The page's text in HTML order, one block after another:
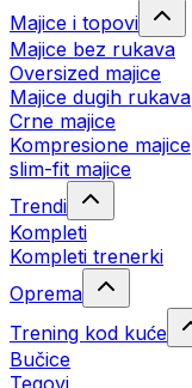
Majice i topovi
Majice bez rukava
Oversized majice
Majice dugih rukava
Crne majice
Kompresione majice
slim-fit majice
Trendi
Kompleti
Kompleti trenerki
Oprema
Trening kod kuće
Bučice